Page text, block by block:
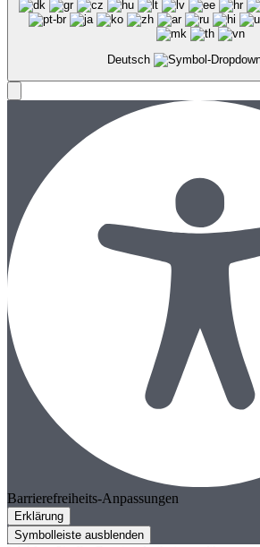
Deutsch
Barrierefreiheits-Anpassungen
Erklärung
Symbolleiste ausblenden